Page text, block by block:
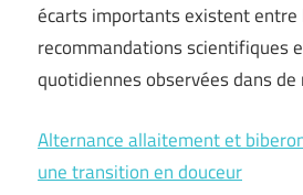
écarts importants existent entre
recommandations scientifiques
quotidiennes observées dans
Alternance allaitement et
une transition en douceur